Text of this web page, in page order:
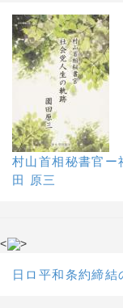
村山首相秘書官
田 原三
< >
日ロ平和条約締